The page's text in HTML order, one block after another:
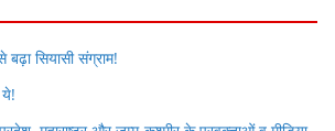
सियासी संग्राम!